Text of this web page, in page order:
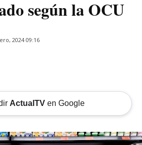
según la OCU
2024 09:16
ActualTVen Google